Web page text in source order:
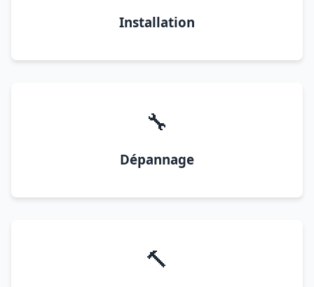
Installation
🔧
Dépannage
🔨